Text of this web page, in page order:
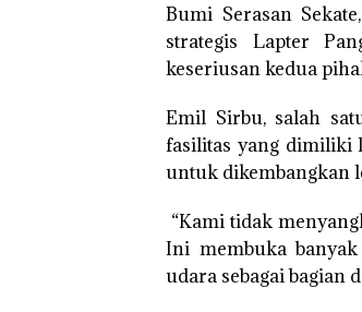
Bumi Serasan
strategis Lapter
keseriusan kedua
Emil Sirbu, salah
fasilitas yang dimiliki
untuk dikembangkan
“Kami tidak
Ini membuka
udara sebagai bagian